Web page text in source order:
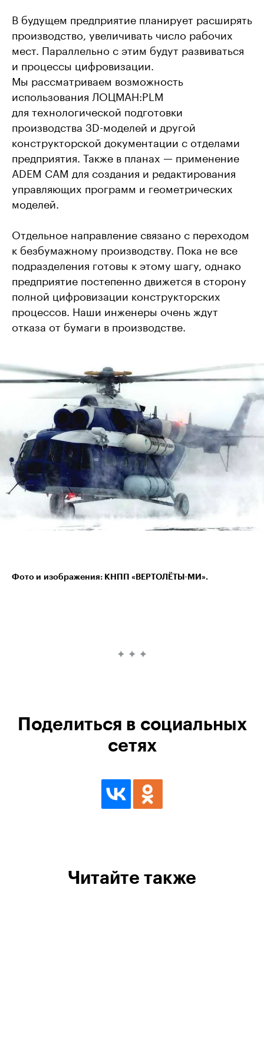
В будущем предприятие планирует расширять
производство, увеличивать число рабочих
мест. Параллельно с этим будут развиваться
и процессы цифровизации.
Мы рассматриваем возможность
использования ЛОЦМАН:PLM
для технологической подготовки
производства 3D-моделей и другой
конструкторской документации с отделами
предприятия. Также в планах — применение
ADEM CAM для создания и редактирования
управляющих программ и геометрических
моделей.
Отдельное направление связано с переходом
к безбумажному производству. Пока не все
подразделения готовы к этому шагу, однако
предприятие постепенно движется в сторону
полной цифровизации конструкторских
процессов. Наши инженеры очень ждут
отказа от бумаги в производстве.
Фото и изображения: КНПП «ВЕРТОЛЁТЫ-МИ».
Поделиться в социальных
сетях
Читайте также